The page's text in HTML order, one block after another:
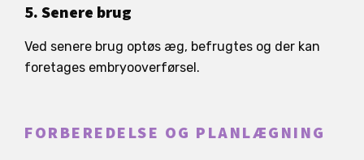
5. Senere brug
Ved senere brug optøs æg, befrugtes og der kan
foretages embryooverførsel.
FORBEREDELSE OG PLANLÆGNING